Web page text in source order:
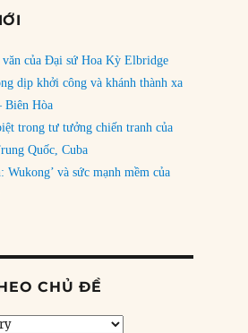
của Đại sứ Hoa Kỳ Elbridge
dịp khởi công và khánh thành xa
Biên Hòa
trong tư tưởng chiến tranh của
Quốc, Cuba
Wukong’ và sức mạnh mềm của
CHỦ ĐỀ